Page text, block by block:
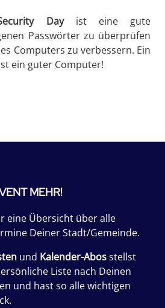
Dayist eine gute
Passwörter zu überprüfen
Computers zu verbessern. Ein
ein guter Computer!
MEHR!
eine Übersicht über alle
Deiner Stadt/Gemeinde.
und Kalender-Abosstellst
Liste nach Deinen
und hast so alle wichtigen